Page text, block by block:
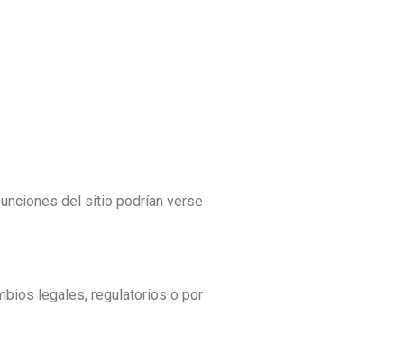
del sitio podrían verse
legales, regulatorios o por